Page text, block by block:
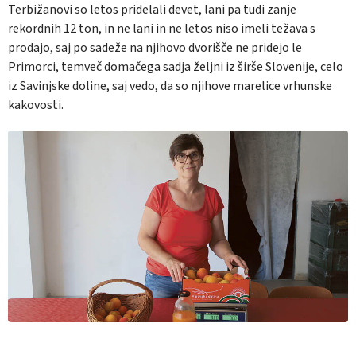
Terbižanovi so letos pridelali devet, lani pa tudi zanje
rekordnih 12 ton, in ne lani in ne letos niso imeli težava s
prodajo, saj po sadeže na njihovo dvorišče ne pridejo le
Primorci, temveč domačega sadja željni iz širše Slovenije, celo
iz Savinjske doline, saj vedo, da so njihove marelice vrhunske
kakovosti.